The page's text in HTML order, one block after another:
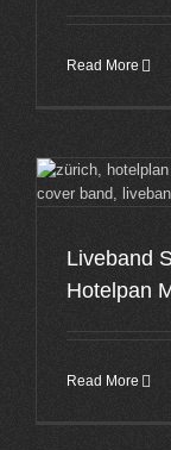
Read More
Liveband
Hotelpan
Read More